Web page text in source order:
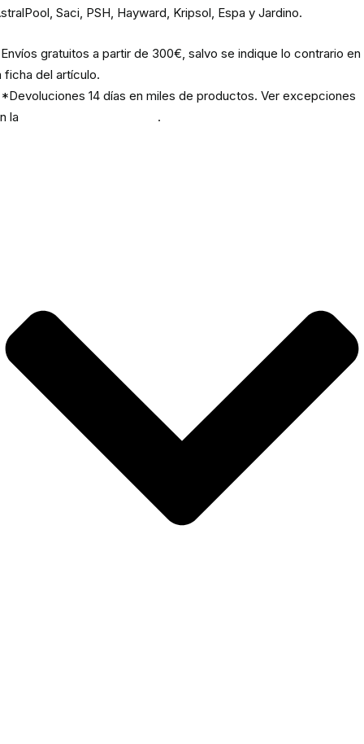
Saci, PSH, Hayward, Kripsol, Espa y Jardino.
gratuitos a partir de 300€, salvo se indique lo contrario en
ficha del artículo.
14 días en miles de productos. Ver excepciones
la
.